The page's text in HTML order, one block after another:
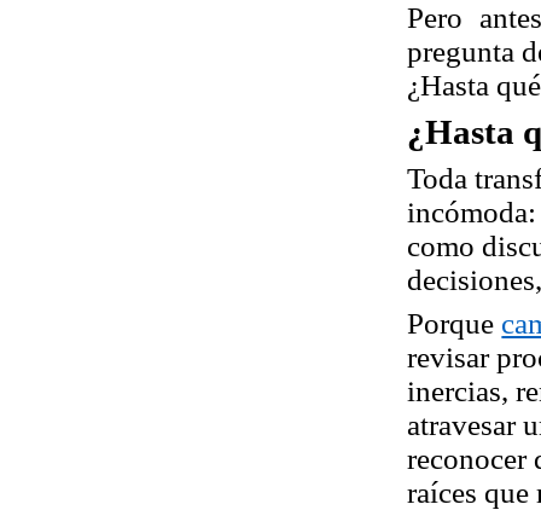
Pero
pregunta
¿Hasta
¿Hasta
Toda
incómoda:
como
Porque
revisar
inercias,
atravesar
reconocer
raíces que